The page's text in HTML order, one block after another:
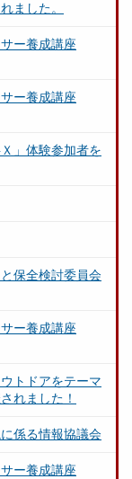
ました。
ー養成講座
ー養成講座
」体験参加者を
保全検討委員会
ー養成講座
トドアをテーマ
れました！
係る情報協議会
ー養成講座